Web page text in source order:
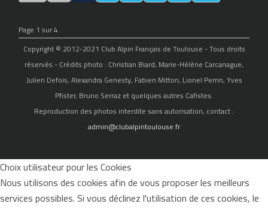
Page 1 sur 4
Copyright © 2012-2021 Club Alpin Français de Toulouse - Tous droits
réservés - Crédits photo : Christian Biard, Marie-Hélène Carcanague,
Julien Defois, Alexandra Genesty, Fabien Mitton, Lionel Perrin, Yves
Pfister, Bruno Serraz et quelques autres Cafistes.
Reproduction des photos interdite sans autorisation, contact :
admin@clubalpintoulouse.fr
Choix utilisateur pour les Cookies
Nous utilisons des cookies afin de vous proposer les meilleurs
services possibles. Si vous déclinez l'utilisation de ces cookies, le